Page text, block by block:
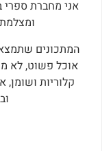
אני מחברת ספרי
המתכונים
אוכל פשוט, לא
קלוריות